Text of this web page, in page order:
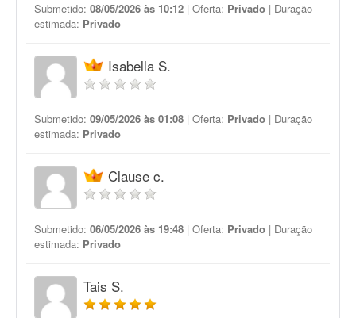
Submetido: 08/05/2026 às 10:12 | Oferta: Privado | Duração
estimada: Privado
Isabella S.
Submetido: 09/05/2026 às 01:08 | Oferta: Privado | Duração
estimada: Privado
Clause c.
Submetido: 06/05/2026 às 19:48 | Oferta: Privado | Duração
estimada: Privado
Tais S.